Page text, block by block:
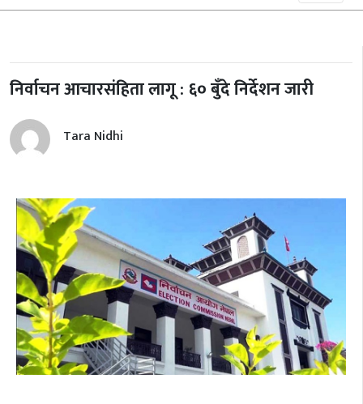
निर्वाचन आचारसंहिता लागू : ६० बुँदे निर्देशन जारी
Tara Nidhi